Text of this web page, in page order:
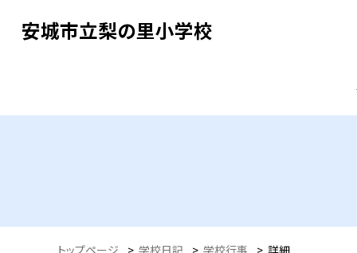
安城市立梨の里小学校
トップページ > 学校日記 > 学校行事 > 詳細